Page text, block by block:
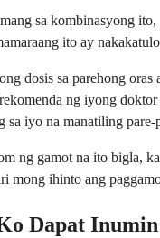
sa kombinasyong
ito ay
dosis sa parehong
ng iyong
sa iyo na manatiling pare-
ng gamot na ito bigla,
mong ihinto ang
Dapat